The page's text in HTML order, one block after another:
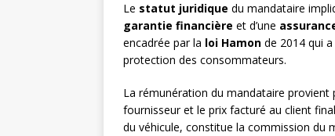
Le statut juridique du mandataire
garantie financière et d’une
encadrée par la loi Hamon de 2014 qui
protection des consommateurs.
La rémunération du mandataire provient
fournisseur et le prix facturé au client
du véhicule, constitue la commission du